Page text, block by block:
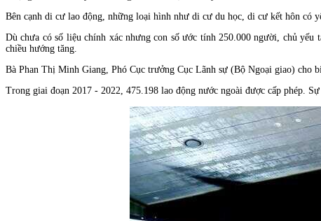
Bên cạnh di cư lao động, những loại hình như di cư du học, di cư kết hôn có
Dù chưa có số liệu chính xác nhưng con số ước tính 250.000 người, chủ
chiều hướng tăng.
Bà Phan Thị Minh Giang, Phó Cục trưởng Cục Lãnh sự (Bộ Ngoại giao) cho
Trong giai đoạn 2017 - 2022, 475.198 lao động nước ngoài được cấp phép.